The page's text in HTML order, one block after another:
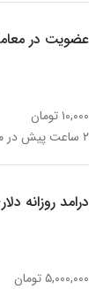
عضویت در
۱۰,۰۰۰ تومان
۲ ساعت پیش در مهرویلا شمالی
درامد روزانه
۵,۰۰۰,۰۰۰ تومان